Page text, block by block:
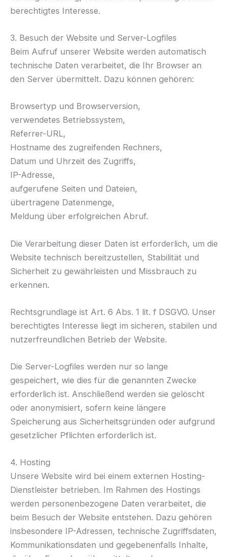
berechtigtes Interesse.
3. Besuch der Website und Server-Logfiles
Beim Aufruf unserer Website werden automatisch
technische Daten verarbeitet, die Ihr Browser an
den Server übermittelt. Dazu können gehören:
Browsertyp und Browserversion,
verwendetes Betriebssystem,
Referrer-URL,
Hostname des zugreifenden Rechners,
Datum und Uhrzeit des Zugriffs,
IP-Adresse,
aufgerufene Seiten und Dateien,
übertragene Datenmenge,
Meldung über erfolgreichen Abruf.
Die Verarbeitung dieser Daten ist erforderlich, um die
Website technisch bereitzustellen, Stabilität und
Sicherheit zu gewährleisten und Missbrauch zu
erkennen.
Rechtsgrundlage ist Art. 6 Abs. 1 lit. f DSGVO. Unser
berechtigtes Interesse liegt im sicheren, stabilen und
nutzerfreundlichen Betrieb der Website.
Die Server-Logfiles werden nur so lange
gespeichert, wie dies für die genannten Zwecke
erforderlich ist. Anschließend werden sie gelöscht
oder anonymisiert, sofern keine längere
Speicherung aus Sicherheitsgründen oder aufgrund
gesetzlicher Pflichten erforderlich ist.
4. Hosting
Unsere Website wird bei einem externen Hosting-
Dienstleister betrieben. Im Rahmen des Hostings
werden personenbezogene Daten verarbeitet, die
beim Besuch der Website entstehen. Dazu gehören
insbesondere IP-Adressen, technische Zugriffsdaten,
Kommunikationsdaten und gegebenenfalls Inhalte,